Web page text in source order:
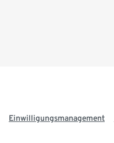
Einwilligungsmanagement